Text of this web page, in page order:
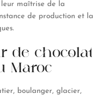
maîtrise de la
de production et la
de chocolat
Maroc
boulanger, glacier,